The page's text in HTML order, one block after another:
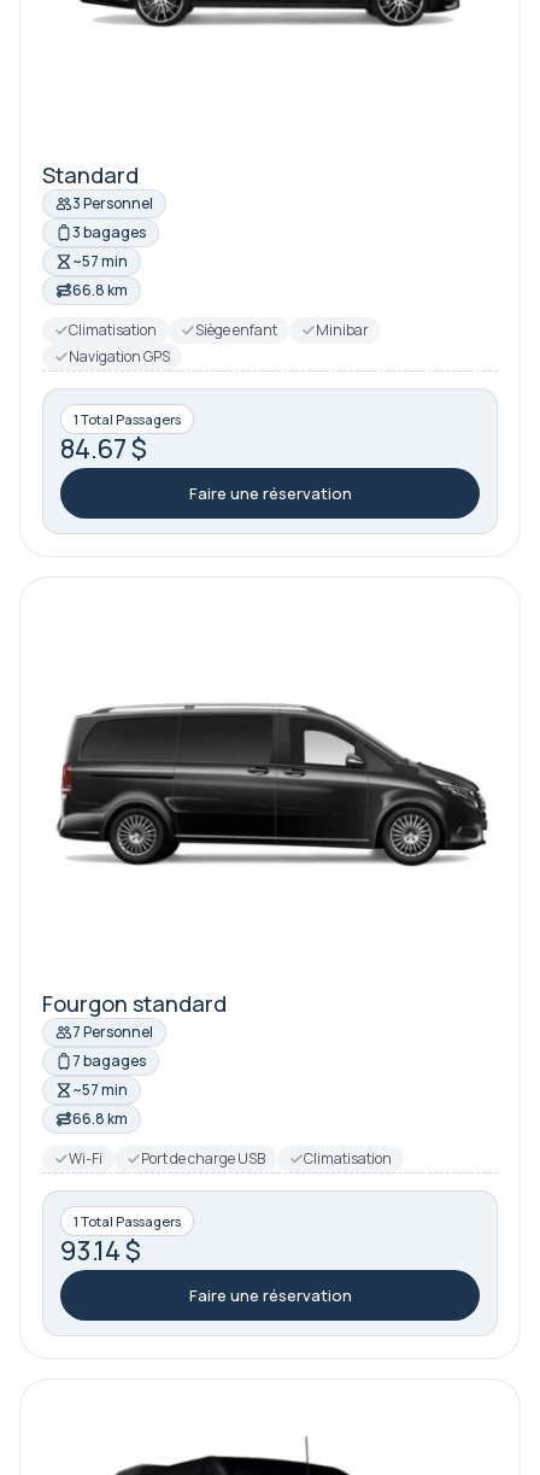
Standard
3 Personnel
3 bagages
~57 min
66.8 km
Climatisation
Siège enfant
Minibar
Navigation GPS
1 Total Passagers
84.67 $
Faire une réservation
Fourgon standard
7 Personnel
7 bagages
~57 min
66.8 km
Wi-Fi
Port de charge USB Climatisation
1 Total Passagers
93.14 $
Faire une réservation